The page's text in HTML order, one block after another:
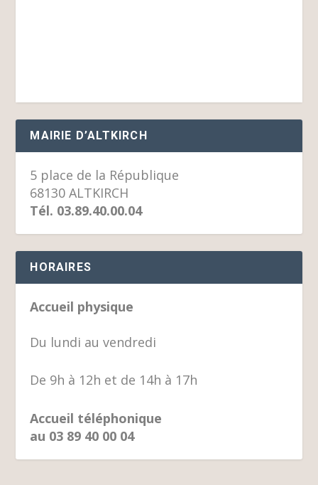
MAIRIE D’ALTKIRCH
5 place de la République
68130 ALTKIRCH
Tél. 03.89.40.00.04
HORAIRES
Accueil physique
Du lundi au vendredi
De 9h à 12h et de 14h à 17h
Accueil téléphonique
au 03 89 40 00 04